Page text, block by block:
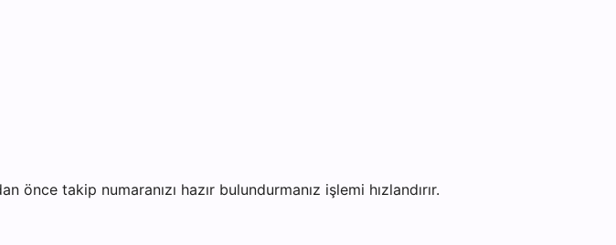
takip numaranızı hazır bulundurmanız işlemi hızlandırır.